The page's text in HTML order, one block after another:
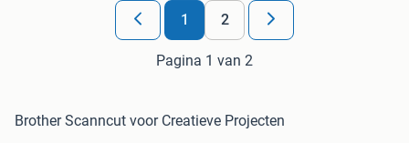
1 2
Pagina 1 van 2
Brother Scanncut voor Creatieve Projecten